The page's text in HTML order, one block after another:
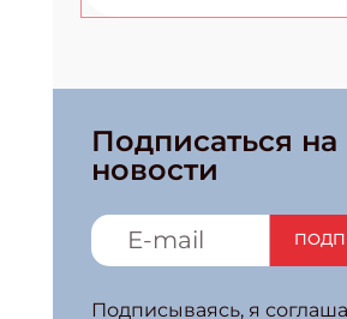
Подписаться на
новости
Подписываясь, я